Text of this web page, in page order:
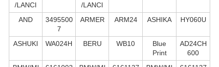
/LANCI
/LANCI
AND
3495500
7
ARMER ARM24 ASHIKA HY060U
ASHUKI WA024H BERU WB10
Blue
Print
AD24CH
600